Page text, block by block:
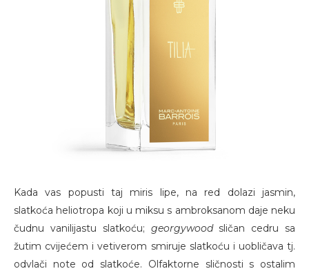
Kada vas popusti taj miris lipe, na red dolazi jasmin,
slatkoća heliotropa koji u miksu s ambroksanom daje neku
čudnu vanilijastu slatkoću; georgywoodsličan cedru sa
žutim cvijećem i vetiverom smiruje slatkoću i uobličava tj.
odvlači note od slatkoće. Olfaktorne sličnosti s ostalim